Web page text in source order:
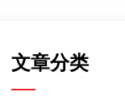
文章分类